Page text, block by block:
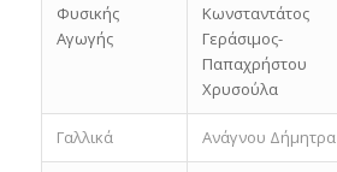
Φυσικής
Αγωγής
Κωνσταντάτος
Γεράσιμος-
Παπαχρήστου
Χρυσούλα
Γαλλικά Ανάγνου Δήμητρα